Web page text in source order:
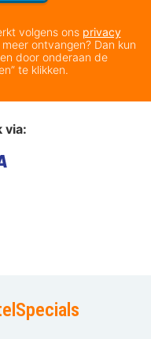
volgens ons privacy
ontvangen? Dan kun
door onderaan de
te klikken.
via: